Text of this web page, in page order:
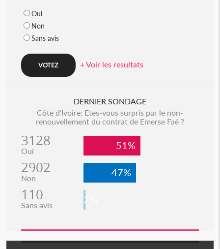
Oui
Non
Sans avis
+ Voir les resultats
DERNIER SONDAGE
Côte d'Ivoire: Etes-vous surpris par le non-
renouvellement du contrat de Emerse Faé ?
3128
Oui 51%
2902
Non 47%
110
Sans avis 2%